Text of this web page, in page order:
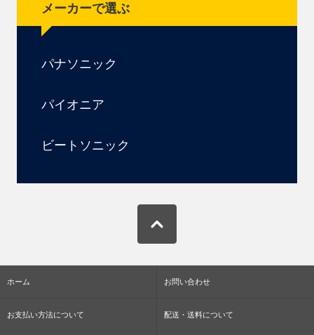
メーカーで選ぶ
パナソニック
パイオニア
ビートソニック
ホーム お問い合わせ
お支払い方法について 配送・送料について